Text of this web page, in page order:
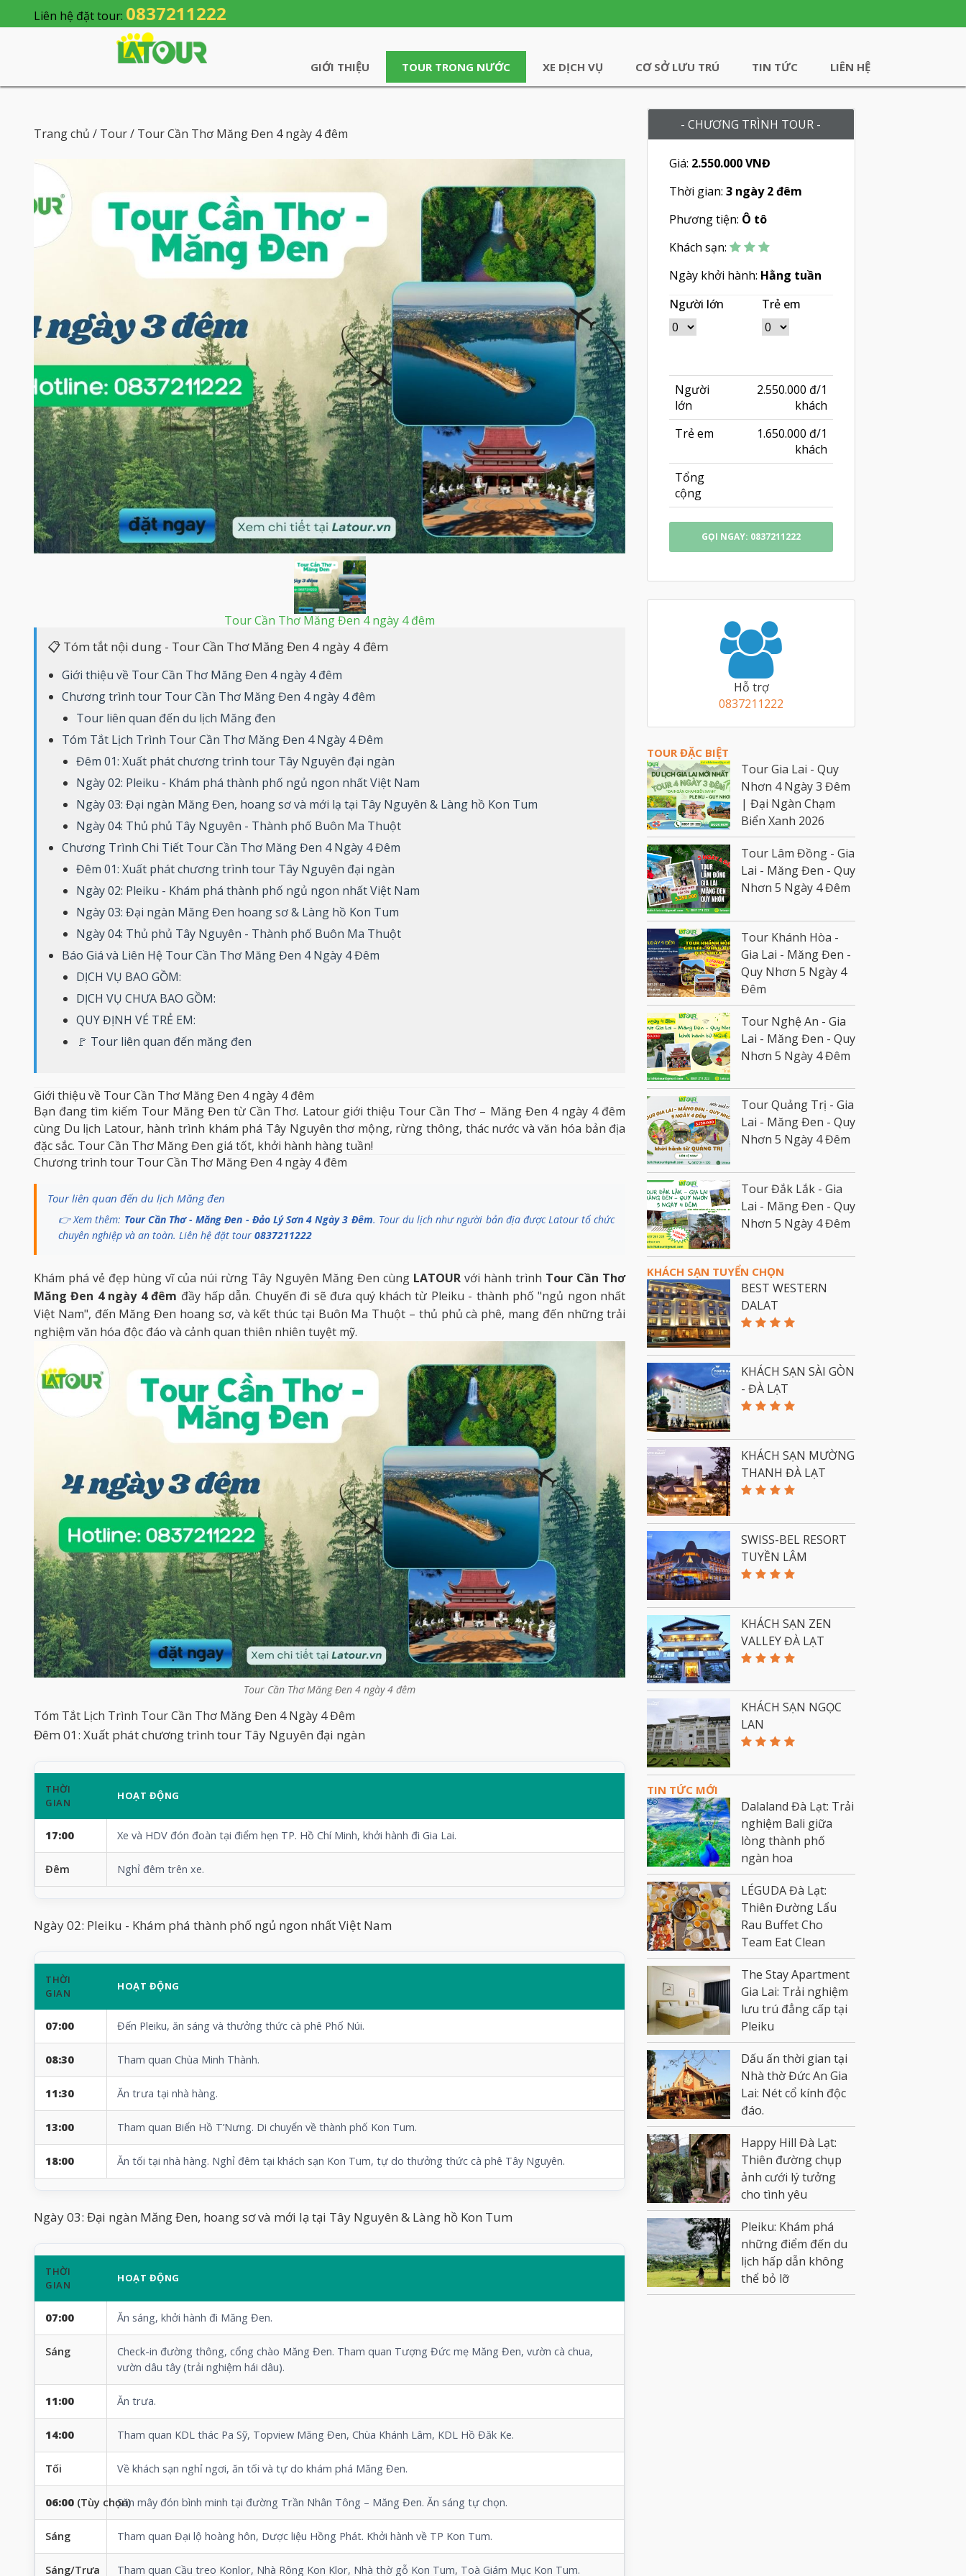
Liên hệ đặt tour: 0837211222
GIỚI THIỆU TOUR TRONG NƯỚC XE DỊCH VỤ CƠ SỞ LƯU TRÚ TIN TỨC LIÊN HỆ
Trang chủ / Tour/ Tour Cần Thơ Măng Đen 4 ngày 4 đêm
Tour Cần Thơ Măng Đen 4 ngày 4 đêm
📋 Tóm tắt nội dung - Tour Cần Thơ Măng Đen 4 ngày 4 đêm
Giới thiệu về Tour Cần Thơ Măng Đen 4 ngày 4 đêm
Chương trình tour Tour Cần Thơ Măng Đen 4 ngày 4 đêm
Tour liên quan đến du lịch Măng đen
Tóm Tắt Lịch Trình Tour Cần Thơ Măng Đen 4 Ngày 4 Đêm
Đêm 01: Xuất phát chương trình tour Tây Nguyên đại ngàn
Ngày 02: Pleiku - Khám phá thành phố ngủ ngon nhất Việt Nam
Ngày 03: Đại ngàn Măng Đen, hoang sơ và mới lạ tại Tây Nguyên & Làng hồ Kon Tum
Ngày 04: Thủ phủ Tây Nguyên - Thành phố Buôn Ma Thuột
Chương Trình Chi Tiết Tour Cần Thơ Măng Đen 4 Ngày 4 Đêm
Đêm 01: Xuất phát chương trình tour Tây Nguyên đại ngàn
Ngày 02: Pleiku - Khám phá thành phố ngủ ngon nhất Việt Nam
Ngày 03: Đại ngàn Măng Đen hoang sơ & Làng hồ Kon Tum
Ngày 04: Thủ phủ Tây Nguyên - Thành phố Buôn Ma Thuột
Báo Giá và Liên Hệ Tour Cần Thơ Măng Đen 4 Ngày 4 Đêm
DỊCH VỤ BAO GỒM:
DỊCH VỤ CHƯA BAO GỒM:
QUY ĐỊNH VÉ TRẺ EM:
🚩 Tour liên quan đến măng đen
Giới thiệu về Tour Cần Thơ Măng Đen 4 ngày 4 đêm
Bạn đang tìm kiếm Tour Măng Đen từ Cần Thơ. Latourgiới thiệu Tour Cần Thơ – Măng Đen 4 ngày 4 đêm
cùng Du lịch Latour, hành trình khám phá Tây Nguyên thơ mộng, rừng thông, thác nước và văn hóa bản địa
đặc sắc. Tour Cần Thơ Măng Đen giá tốt, khởi hành hàng tuần!
Chương trình tour Tour Cần Thơ Măng Đen 4 ngày 4 đêm
Tour liên quan đến du lịch Măng đen
👉 Xem thêm: Tour Cần Thơ - Măng Đen - Đảo Lý Sơn 4 Ngày 3 Đêm. Tour du lịch như người bản địa được Latour tổ chức
chuyên nghiệp và an toàn. Liên hệ đặt tour 0837211222
Khám phá vẻ đẹp hùng vĩ của núi rừng Tây Nguyên Măng Đen cùng LATOUR với hành trình Tour Cần Thơ
Măng Đen 4 ngày 4 đêm đầy hấp dẫn. Chuyến đi sẽ đưa quý khách từ Pleiku - thành phố "ngủ ngon nhất
Việt Nam", đến Măng Đen hoang sơ, và kết thúc tại Buôn Ma Thuột – thủ phủ cà phê, mang đến những trải
nghiệm văn hóa độc đáo và cảnh quan thiên nhiên tuyệt mỹ.
Tour Cần Thơ Măng Đen 4 ngày 4 đêm
Tóm Tắt Lịch Trình Tour Cần Thơ Măng Đen 4 Ngày 4 Đêm
Đêm 01: Xuất phát chương trình tour Tây Nguyên đại ngàn
THỜI
GIAN
HOẠT ĐỘNG
17:00 Xe và HDV đón đoàn tại điểm hẹn TP. Hồ Chí Minh, khởi hành đi Gia Lai.
Đêm Nghỉ đêm trên xe.
Ngày 02: Pleiku - Khám phá thành phố ngủ ngon nhất Việt Nam
THỜI
GIAN
HOẠT ĐỘNG
07:00 Đến Pleiku, ăn sáng và thưởng thức cà phê Phố Núi.
08:30 Tham quan Chùa Minh Thành.
11:30 Ăn trưa tại nhà hàng.
13:00 Tham quan Biển Hồ T’Nưng. Di chuyển về thành phố Kon Tum.
18:00 Ăn tối tại nhà hàng. Nghỉ đêm tại khách sạn Kon Tum, tự do thưởng thức cà phê Tây Nguyên.
Ngày 03: Đại ngàn Măng Đen, hoang sơ và mới lạ tại Tây Nguyên & Làng hồ Kon Tum
THỜI
GIAN
HOẠT ĐỘNG
07:00 Ăn sáng, khởi hành đi Măng Đen.
Sáng Check-in đường thông, cổng chào Măng Đen. Tham quan Tượng Đức mẹ Măng Đen, vườn cà chua,
vườn dâu tây (trải nghiệm hái dâu).
11:00 Ăn trưa.
14:00 Tham quan KDL thác Pa Sỹ, Topview Măng Đen, Chùa Khánh Lâm, KDL Hồ Đăk Ke.
Tối Về khách sạn nghỉ ngơi, ăn tối và tự do khám phá Măng Đen.
06:00 (Tùy chọn)Săn mây đón bình minh tại đường Trần Nhân Tông – Măng Đen. Ăn sáng tự chọn.
Sáng Tham quan Đại lộ hoàng hôn, Dược liệu Hồng Phát. Khởi hành về TP Kon Tum.
Sáng/Trưa Tham quan Cầu treo Konlor, Nhà Rông Kon Klor, Nhà thờ gỗ Kon Tum, Toà Giám Mục Kon Tum.
- CHƯƠNG TRÌNH TOUR -
Giá: 2.550.000 VNĐ
Thời gian:3 ngày 2 đêm
Phương tiện: Ô tô
Khách sạn:
Ngày khởi hành: Hằng tuần
Người lớn
Trẻ em
Người
lớn
2.550.000 đ/1
khách
Trẻ em
1.650.000 đ/1
khách
Tổng
cộng
GỌI NGAY: 0837211222
Hỗ trợ
0837211222
TOUR ĐẶC BIỆT
Tour Gia Lai - Quy
Nhơn 4 Ngày 3 Đêm
| Đại Ngàn Chạm
Biển Xanh 2026
Tour Lâm Đồng - Gia
Lai - Măng Đen - Quy
Nhơn 5 Ngày 4 Đêm
Tour Khánh Hòa -
Gia Lai - Măng Đen -
Quy Nhơn 5 Ngày 4
Đêm
Tour Nghệ An - Gia
Lai - Măng Đen - Quy
Nhơn 5 Ngày 4 Đêm
Tour Quảng Trị - Gia
Lai - Măng Đen - Quy
Nhơn 5 Ngày 4 Đêm
Tour Đắk Lắk - Gia
Lai - Măng Đen - Quy
Nhơn 5 Ngày 4 Đêm
KHÁCH SẠN TUYỂN CHỌN
BEST WESTERN
DALAT
KHÁCH SẠN SÀI GÒN
- ĐÀ LẠT
KHÁCH SẠN MƯỜNG
THANH ĐÀ LẠT
SWISS-BEL RESORT
TUYỀN LÂM
KHÁCH SẠN ZEN
VALLEY ĐÀ LẠT
KHÁCH SẠN NGỌC
LAN
TIN TỨC MỚI
Dalaland Đà Lạt: Trải
nghiệm Bali giữa
lòng thành phố
ngàn hoa
LÉGUDA Đà Lạt:
Thiên Đường Lẩu
Rau Buffet Cho
Team Eat Clean
The Stay Apartment
Gia Lai: Trải nghiệm
lưu trú đẳng cấp tại
Pleiku
Dấu ấn thời gian tại
Nhà thờ Đức An Gia
Lai: Nét cổ kính độc
đáo.
Happy Hill Đà Lạt:
Thiên đường chụp
ảnh cưới lý tưởng
cho tình yêu
Pleiku: Khám phá
những điểm đến du
lịch hấp dẫn không
thể bỏ lỡ